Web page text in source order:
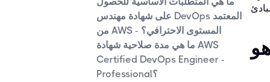
على شهادة مهندس DevOps المعتمد
من AWS - المستوى الاحترافي؟
ما هي مدة صلاحية شهادة AWS
Certified DevOps Engineer -
Professional؟